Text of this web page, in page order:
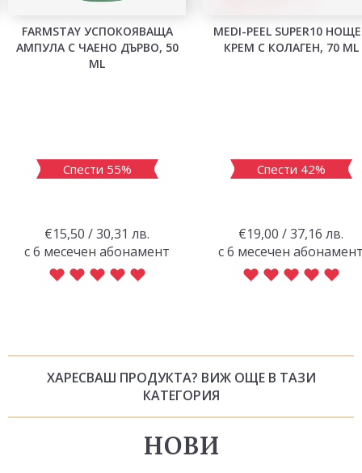
FARMSTAY УСПОКОЯВАЩА
АМПУЛА С ЧАЕНО ДЪРВО, 50
ML
Спести 55%
€15,50 / 30,31 лв.
с 6 месечен абонамент
MEDI-PEEL SUPER10
КРЕМ С КОЛАГЕН, 70 ML
Спести 42%
€19,00 / 37,16 лв.
с 6 месечен
ХАРЕСВАШ ПРОДУКТА? ВИЖ ОЩЕ В ТАЗИ
КАТЕГОРИЯ
НОВИ